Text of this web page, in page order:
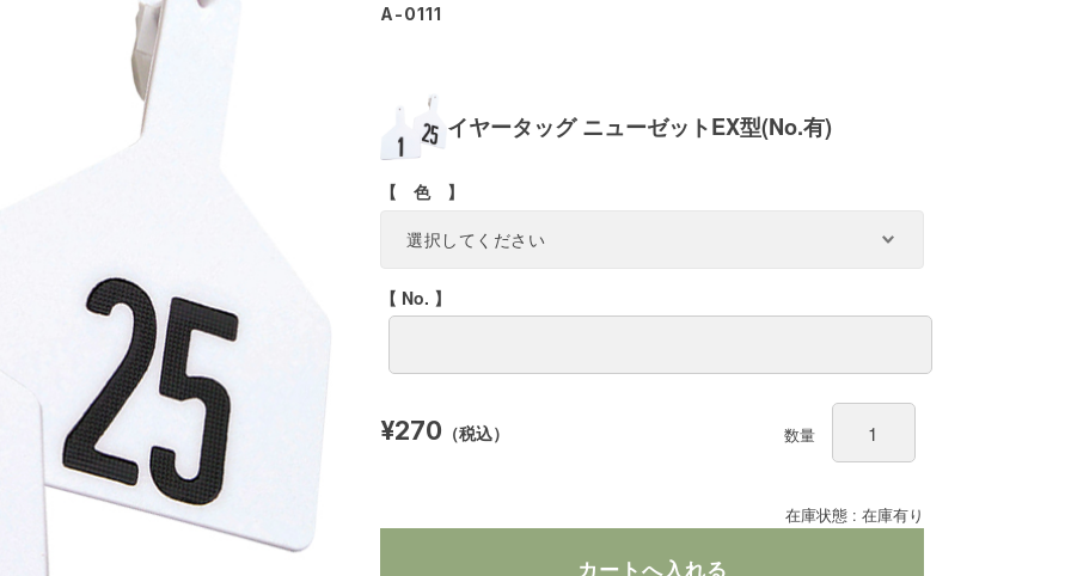
A-0111
イヤータッグ ニューゼットEX型(No.有)
【 色 】
【 No. 】
在庫状態 : 在庫有り
¥270 （税込） 数量